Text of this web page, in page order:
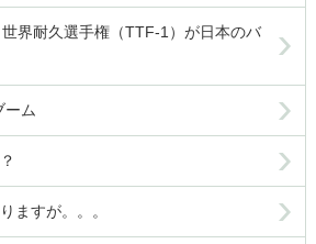
界耐久選手権（TTF-1）が日本のバ
ーム
ますが。。。